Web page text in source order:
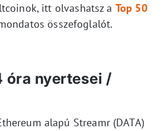
itt olvashatsz a Top 50
összefoglalót.
óra nyertesei /
alapú Streamr (DATA)